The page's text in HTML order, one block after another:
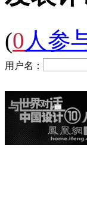
(0 人参
用户名：